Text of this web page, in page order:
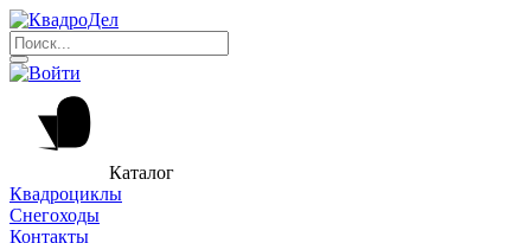
Каталог
Квадроциклы
Снегоходы
Контакты